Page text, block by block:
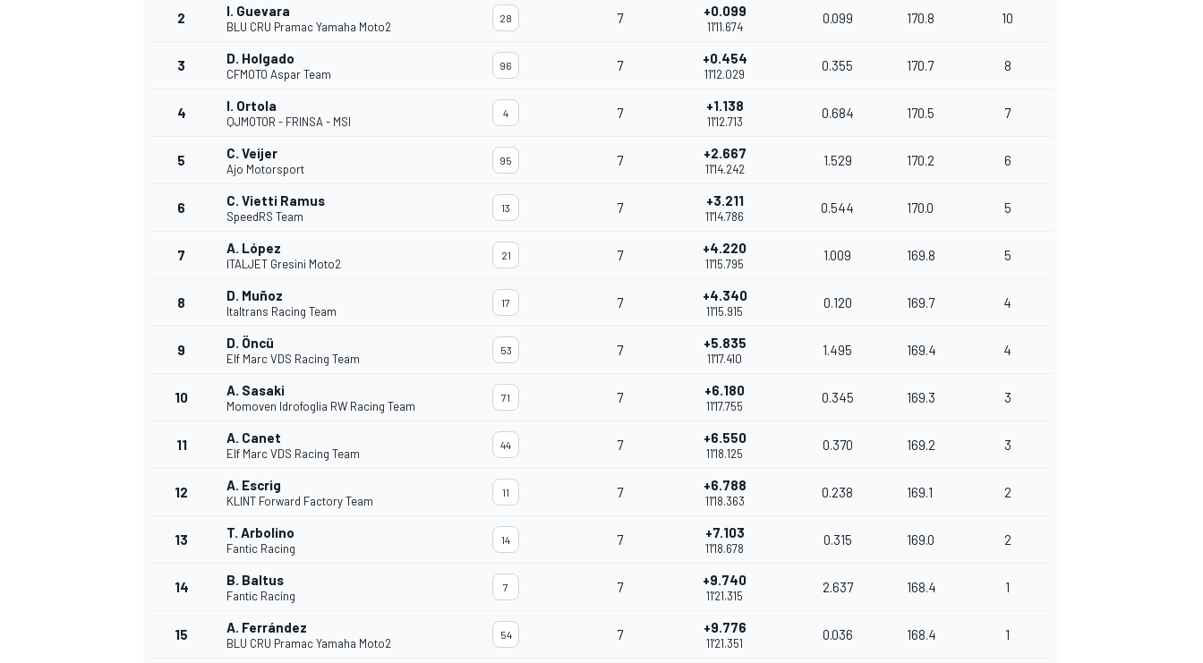
FÓRMULA E
2 I. Guevara
BLU CRU Pramac Yamaha Moto2
28 7 +0.099
11'11.674
0.099 170.8 10
3 D. Holgado
CFMOTO Aspar Team
96 7 +0.454
11'12.029
0.355 170.7 8
4 I. Ortola
QJMOTOR - FRINSA - MSI
4 7 +1.138
11'12.713
0.684 170.5 7
5 C. Veijer
Ajo Motorsport
95 7 +2.667
11'14.242
1.529 170.2 6
6 C. Vietti Ramus
SpeedRS Team
13 7 +3.211
11'14.786
0.544 170.0 5
7 A. López
ITALJET Gresini Moto2
21 7 +4.220
11'15.795
1.009 169.8 5
8 D. Muñoz
Italtrans Racing Team
17 7 +4.340
11'15.915
0.120 169.7 4
9 D. Öncü
Elf Marc VDS Racing Team
53 7 +5.835
11'17.410
1.495 169.4 4
10 A. Sasaki
Momoven Idrofoglia RW Racing Team
71 7 +6.180
11'17.755
0.345 169.3 3
11 A. Canet
Elf Marc VDS Racing Team
44 7 +6.550
11'18.125
0.370 169.2 3
12 A. Escrig
KLINT Forward Factory Team
11 7 +6.788
11'18.363
0.238 169.1 2
13 T. Arbolino
Fantic Racing
14 7 +7.103
11'18.678
0.315 169.0 2
14 B. Baltus
Fantic Racing
7 7 +9.740
11'21.315
2.637 168.4 1
15 A. Ferrández
BLU CRU Pramac Yamaha Moto2
54 7 +9.776
11'21.351
0.036 168.4 1